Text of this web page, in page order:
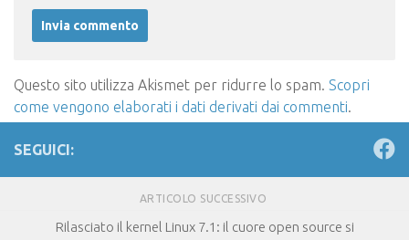
Questo sito utilizza Akismet per ridurre lo spam. Scopri
come vengono elaborati i dati derivati dai commenti.
SEGUICI:
ARTICOLO SUCCESSIVO
Rilasciato il kernel Linux 7.1: il cuore open source si